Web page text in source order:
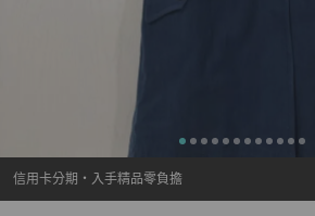
信用卡分期・入手精品零負擔